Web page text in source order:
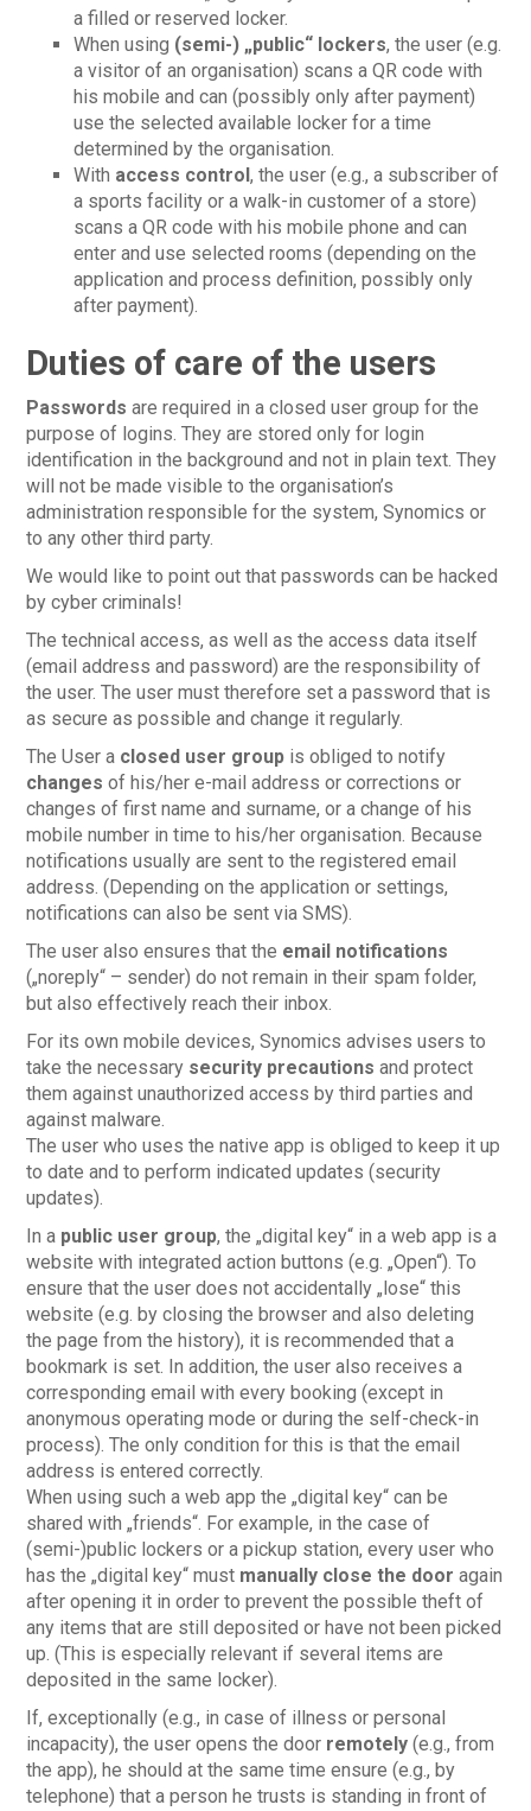
a filled or reserved locker.
When using (semi-) „public“ lockers, the user (e.g.
a visitor of an organisation) scans a QR code with
his mobile and can (possibly only after payment)
use the selected available locker for a time
determined by the organisation.
With access control, the user (e.g., a subscriber of
a sports facility or a walk-in customer of a store)
scans a QR code with his mobile phone and can
enter and use selected rooms (depending on the
application and process definition, possibly only
after payment).
Duties of care of the users
Passwords are required in a closed user group for the
purpose of logins. They are stored only for login
identification in the background and not in plain text. They
will not be made visible to the organisation’s
administration responsible for the system, Synomics or
to any other third party.
We would like to point out that passwords can be hacked
by cyber criminals!
The technical access, as well as the access data itself
(email address and password) are the responsibility of
the user. The user must therefore set a password that is
as secure as possible and change it regularly.
The User a closed user group is obliged to notify
changes of his/her e-mail address or corrections or
changes of first name and surname, or a change of his
mobile number in time to his/her organisation. Because
notifications usually are sent to the registered email
address. (Depending on the application or settings,
notifications can also be sent via SMS).
The user also ensures that the email notifications
(„noreply“ – sender) do not remain in their spam folder,
but also effectively reach their inbox.
For its own mobile devices, Synomics advises users to
take the necessary security precautions and protect
them against unauthorized access by third parties and
against malware.
The user who uses the native app is obliged to keep it up
to date and to perform indicated updates (security
updates).
In a public user group, the „digital key“ in a web app is a
website with integrated action buttons (e.g. „Open“). To
ensure that the user does not accidentally „lose“ this
website (e.g. by closing the browser and also deleting
the page from the history), it is recommended that a
bookmark is set. In addition, the user also receives a
corresponding email with every booking (except in
anonymous operating mode or during the self-check-in
process). The only condition for this is that the email
address is entered correctly.
When using such a web app the „digital key“ can be
shared with „friends“. For example, in the case of
(semi-)public lockers or a pickup station, every user who
has the „digital key“ must manually close the door again
after opening it in order to prevent the possible theft of
any items that are still deposited or have not been picked
up. (This is especially relevant if several items are
deposited in the same locker).
If, exceptionally (e.g., in case of illness or personal
incapacity), the user opens the door remotely(e.g., from
the app), he should at the same time ensure (e.g., by
telephone) that a person he trusts is standing in front of